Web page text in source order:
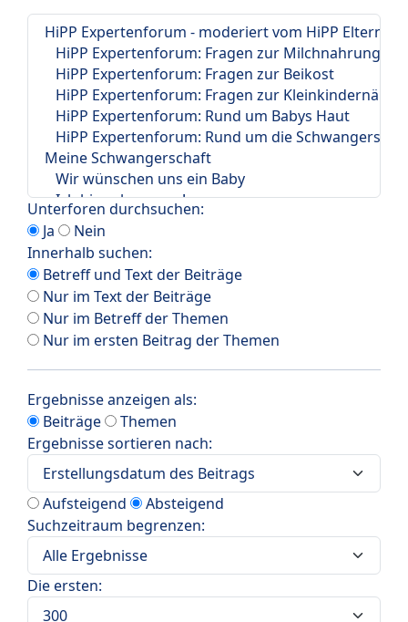
Unterforen durchsuchen:
Ja
Nein
Innerhalb suchen:
Betreff und Text der Beiträge
Nur im Text der Beiträge
Nur im Betreff der Themen
Nur im ersten Beitrag der Themen
Ergebnisse anzeigen als:
Beiträge
Themen
Ergebnisse sortieren nach:
Aufsteigend
Absteigend
Suchzeitraum begrenzen:
Die ersten: